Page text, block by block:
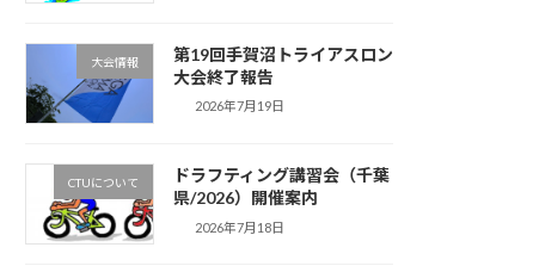
大会情報
第19回手賀沼トライアスロン
大会終了報告
2026年7月19日
CTUについて
ドラフティング講習会（千葉
県/2026）開催案内
2026年7月18日